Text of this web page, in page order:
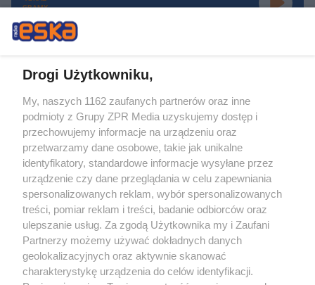
GRAMY
Żaden utwór zamieszczony w serwisie nie może być powielany i
rozpowszechniany lub dalej rozpowszechniany w jakikolwiek sposób (w
tym także elektroniczny lub mechaniczny) na jakimkolwiek polu
eksploatacji w jakiejkolwiek formie, włącznie z umieszczaniem w Internecie
bez pisemnej zgody właściciela praw. Jakiekolwiek użycie lub
wykorzystanie utworów w całości lub w części z naruszeniem prawa, tzn.
bez właściwej zgody, jest zabronione pod groźbą kary i może być ścigane
prawnie.
Drogi Użytkowniku,
My, naszych 1162 zaufanych partnerów oraz inne
podmioty z Grupy ZPR Media uzyskujemy dostęp i
przechowujemy informacje na urządzeniu oraz
przetwarzamy dane osobowe, takie jak unikalne
identyfikatory, standardowe informacje wysyłane przez
urządzenie czy dane przeglądania w celu zapewniania
spersonalizowanych reklam, wybór spersonalizowanych
treści, pomiar reklam i treści, badanie odbiorców oraz
ulepszanie usług. Za zgodą Użytkownika my i Zaufani
Partnerzy możemy używać dokładnych danych
geolokalizacyjnych oraz aktywnie skanować
charakterystykę urządzenia do celów identyfikacji.